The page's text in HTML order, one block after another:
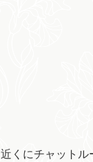
くにチャット